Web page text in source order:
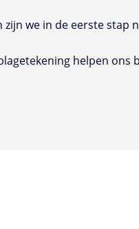
we in de eerste
helpen ons